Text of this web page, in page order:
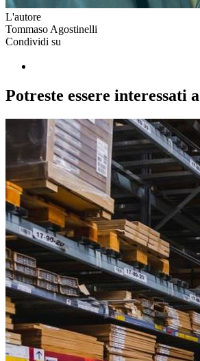
L'autore
Tommaso Agostinelli
Condividi su
Potreste essere interessati a